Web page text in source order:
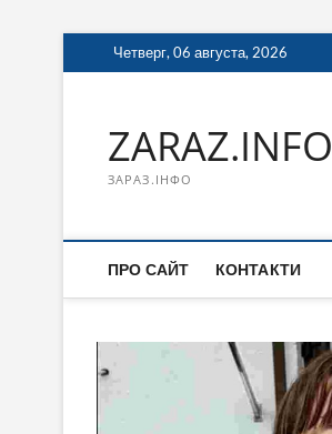
Перейти
к
Четверг, 06 августа, 2026
ZARAZ.INFO
ЗАРАЗ.ІНФО
ПРО САЙТ КОНТАКТИ